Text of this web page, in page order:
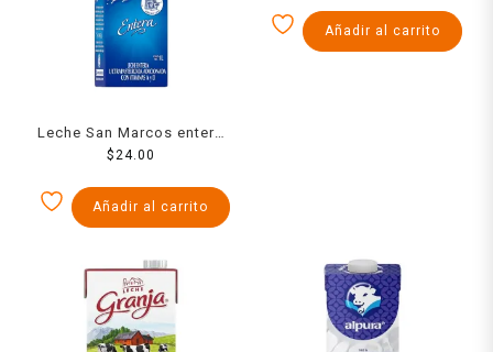
Leche San Marcos entera
ultrapasteurizada 1 l
$24.00
Añadir al carrito
Añadir al carrito